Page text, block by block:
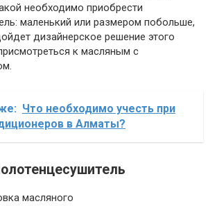
необходимо приобрести
маленький или размером побольше,
дизайнерское решение этого
к масляным с
Что необходимо учесть при
в Алматы?